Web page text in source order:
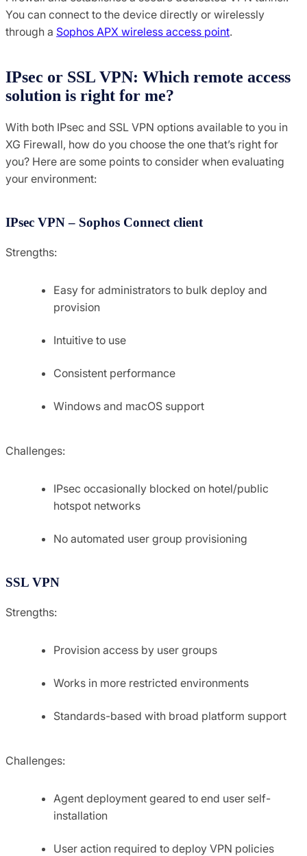
You can connect to the device directly or wirelessly
through a Sophos APX wireless access point.
IPsec or SSL VPN: Which remote access
solution is right for me?
With both IPsec and SSL VPN options available to you in
XG Firewall, how do you choose the one that’s right for
you? Here are some points to consider when evaluating
your environment:
IPsec VPN – Sophos Connect client
Strengths:
Easy for administrators to bulk deploy and
provision
Intuitive to use
Consistent performance
Windows and macOS support
Challenges:
IPsec occasionally blocked on hotel/public
hotspot networks
No automated user group provisioning
SSL VPN
Strengths:
Provision access by user groups
Works in more restricted environments
Standards-based with broad platform support
Challenges:
Agent deployment geared to end user self-
installation
User action required to deploy VPN policies